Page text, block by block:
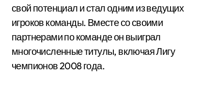
свой потенциал и стал одним из ведущих
игроков команды. Вместе со своими
партнерами по команде он выиграл
многочисленные титулы, включая Лигу
чемпионов 2008 года.